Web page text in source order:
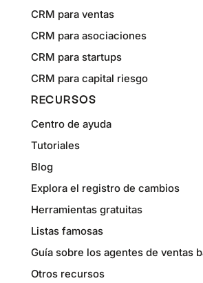
CRM para ventas
CRM para asociaciones
CRM para startups
CRM para capital riesgo
RECURSOS
Centro de ayuda
Tutoriales
Blog
Explora el registro de cambios
Herramientas gratuitas
Listas famosas
Guía sobre los agentes de ventas
Otros recursos